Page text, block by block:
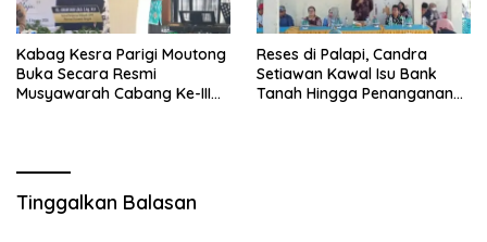
Kabag Kesra Parigi Moutong
Buka Secara Resmi
Musyawarah Cabang Ke-III
Reses di Palapi, Candra
Setiawan Kawal Isu Bank
Tanah Hingga Penanganan
Tinggalkan Balasan